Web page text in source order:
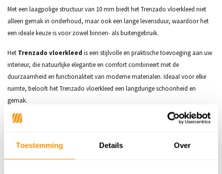
Toestemming Details Over
Met een laagpolige structuur van 10 mm biedt het Trenzado vloerkleed niet
alleen gemak in onderhoud, maar ook een lange levensduur, waardoor het
een ideale keuze is voor zowel binnen- als buitengebruik.
Het Trenzado vloerkleed is een stijlvolle en praktische toevoeging aan uw
interieur, die natuurlijke elegantie en comfort combineert met de
duurzaamheid en functionaliteit van moderne materialen. Ideaal voor elke
ruimte, belooft het Trenzado vloerkleed een langdurige schoonheid en
gemak.